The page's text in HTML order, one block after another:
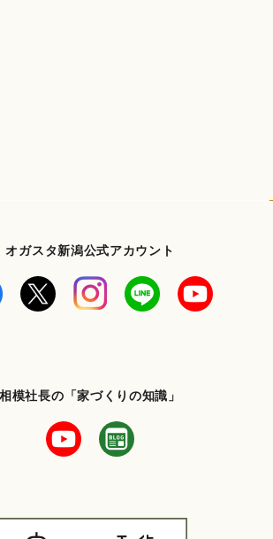
オガスタ新潟公式アカウント
相模社長の「家づくりの知識」